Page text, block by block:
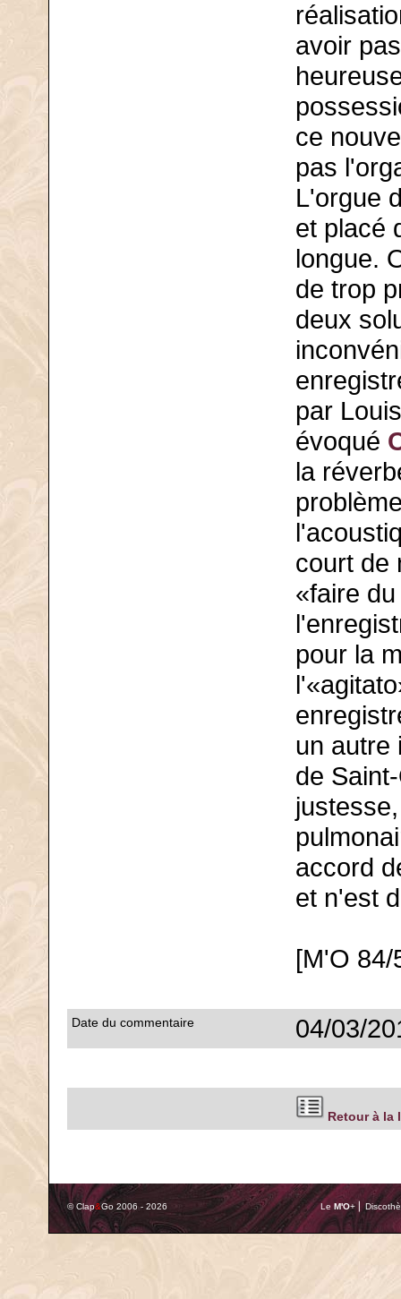
avoir
ce
pas
L'orgue
et placé
longue.
de trop
deux
par
évoqué
la
court de
«faire
pour la
un autre
de
accord
et n'est
[M'O 84/
Date du commentaire 04/03/
Retour à la
© Clap&Go 2006 - 2026 Le M'O+ ⎢